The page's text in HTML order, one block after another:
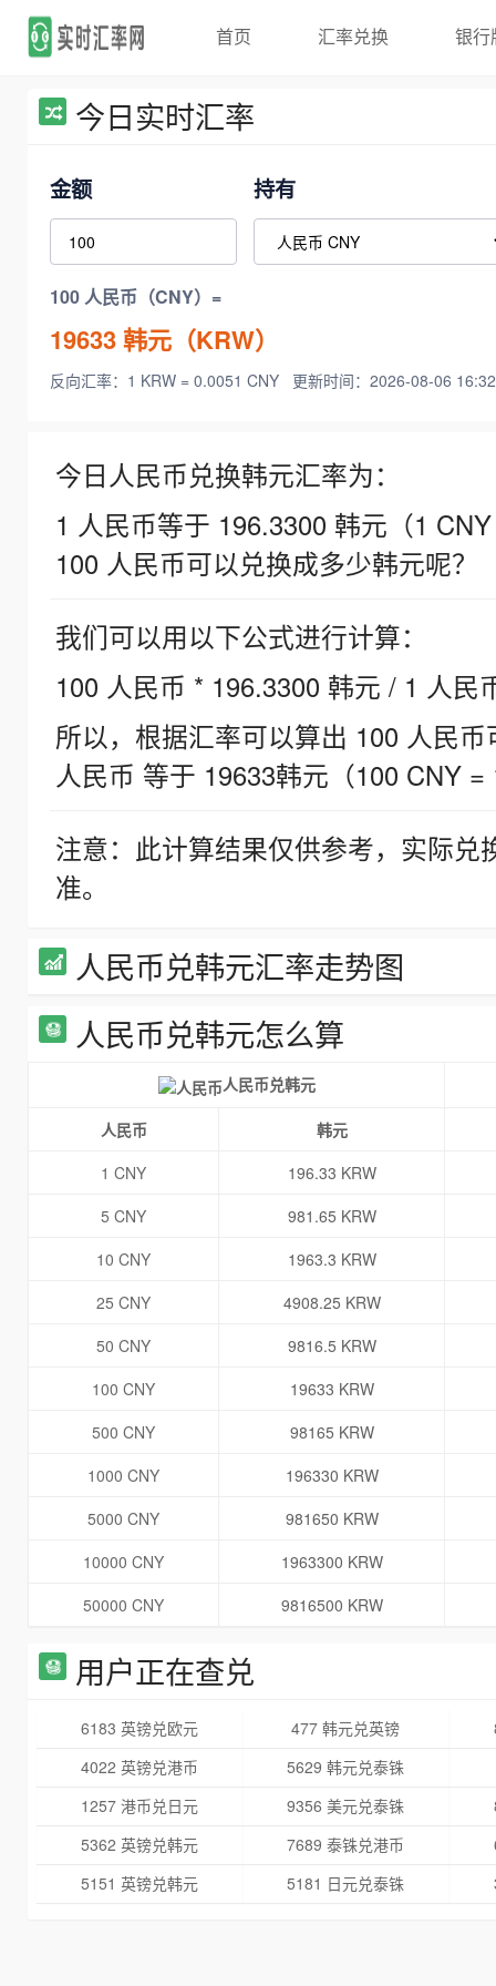
首页 汇率兑换 银行
今日实时汇率
金额 持有
100 人民币（CNY）=
19633韩元（KRW）
反向汇率：1 KRW = 0.0051 CNY 更新时间：2026-08-06
今日人民币兑换韩元汇率为：
1 人民币等于 196.3300 韩元（1
100 人民币可以兑换成多少韩元呢？
我们可以用以下公式进行计算：
100 人民币 * 196.3300 韩元 / 1 人民
所以，根据汇率可以算出 100 人民
人民币 等于 19633韩元（100 CNY =
注意：此计算结果仅供参考，实际
准。
人民币兑韩元汇率走势图
人民币兑韩元怎么算
人民币兑韩元
人民币
韩元
1 CNY
196.33 KRW
5 CNY
981.65 KRW
10 CNY
1963.3 KRW
25 CNY
4908.25 KRW
50 CNY
9816.5 KRW
100 CNY
19633 KRW
500 CNY
98165 KRW
1000 CNY
196330 KRW
5000 CNY
981650 KRW
10000 CNY
1963300 KRW
50000 CNY
9816500 KRW
用户正在查兑
6183 英镑兑欧元 477 韩元兑英镑
4022 英镑兑港币
5629 韩元兑泰铢
1257 港币兑日元
9356 美元兑泰铢
5362 英镑兑韩元
7689 泰铢兑港币
5151 英镑兑韩元
5181 日元兑泰铢